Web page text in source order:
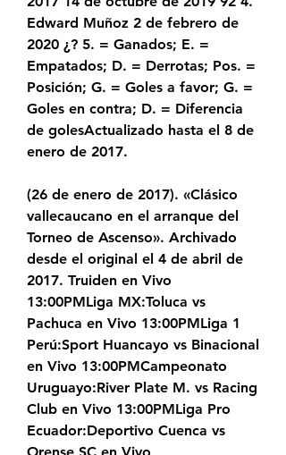
Edward Muñoz 2 de febrero de
2020 ¿? 5. = Ganados; E. =
Empatados; D. = Derrotas; Pos. =
Posición; G. = Goles a favor; G. =
Goles en contra; D. = Diferencia
de golesActualizado hasta el 8 de
enero de 2017.
(26 de enero de 2017). «Clásico
vallecaucano en el arranque del
Torneo de Ascenso». Archivado
desde el original el 4 de abril de
2017. Truiden en Vivo
13:00PMLiga MX:Toluca vs
Pachuca en Vivo 13:00PMLiga 1
Perú:Sport Huancayo vs Binacional
en Vivo 13:00PMCampeonato
Uruguayo:River Plate M. vs Racing
Club en Vivo 13:00PMLiga Pro
Ecuador:Deportivo Cuenca vs